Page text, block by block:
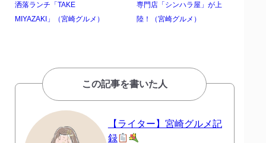
洒落ランチ「TAKE
MIYAZAKI」（宮崎グルメ）
専門店「シンハラ屋」が上
陸！（宮崎グルメ）
この記事を書いた人
【ライター】宮崎グルメ記
録